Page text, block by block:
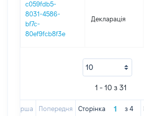
c059fdb5-
8031-4586-
bf7c-
80ef9fcb8f3e
Декларація
1 - 10 з 31
Перша Попередня Сторінка з 4